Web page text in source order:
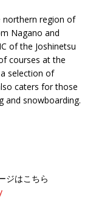
northern region of
Nagano and
of the Joshinetsu
courses at the
selection of
caters for those
and snowboarding.
ジはこちら